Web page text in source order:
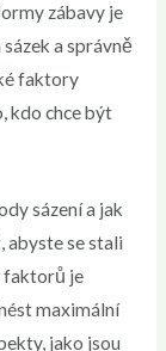
zábavy je
a správně
faktory
kdo chce být
sázení a jak
abyste se stali
faktorů je
maximální
jako jsou